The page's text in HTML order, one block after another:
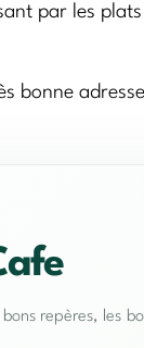
par les
bonne
repères, les